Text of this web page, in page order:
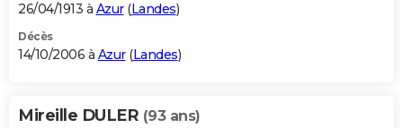
26/04/1913 à Azur(Landes)
Décès
14/10/2006 à Azur(Landes)
Mireille DULER (93 ans)